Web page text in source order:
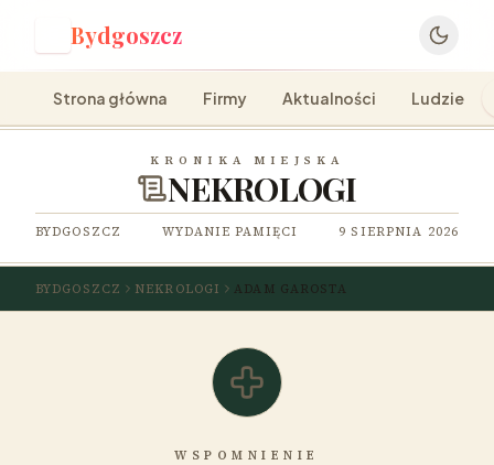
Bydgoszcz
Strona główna Firmy Aktualności Ludzie
KRONIKA MIEJSKA
NEKROLOGI
BYDGOSZCZ WYDANIE PAMIĘCI 9 SIERPNIA 2026
BYDGOSZCZ NEKROLOGI ADAM GAROSTA
WSPOMNIENIE